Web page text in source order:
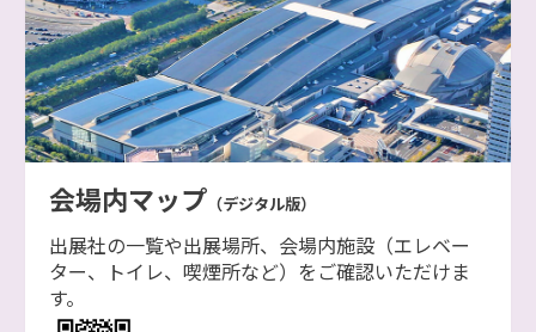
会場内マップ （デジタル版）
出展社の一覧や出展場所、会場内施設（エレベー
ター、トイレ、喫煙所など）をご確認いただけま
す。